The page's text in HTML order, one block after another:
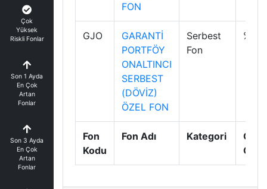
Çok
Yüksek
Riskli Fonlar
Son 1 Ayda
En Çok
Artan
Fonlar
Son 3 Ayda
En Çok
Artan
Fonlar
Fon
Kodu
Fon Adı Kategori
FON
GJO
GARANTİ
PORTFÖY
ONALTINCI
SERBEST
(DÖVİZ)
ÖZEL FON
Serbest
Fon